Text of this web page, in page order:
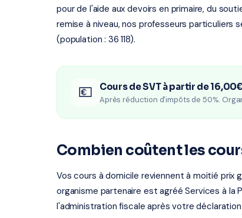
pour de l'aide aux devoirs en primaire, du
remise à niveau, nos professeurs particuliers
(population : 36 118).
💶 Cours de SVT à partir de
Après réduction d'impôts de 50%.
Combien coûtent les
Vos cours à domicile reviennent à moitié
organisme partenaire est agréé Services à
l'administration fiscale après votre déclaration